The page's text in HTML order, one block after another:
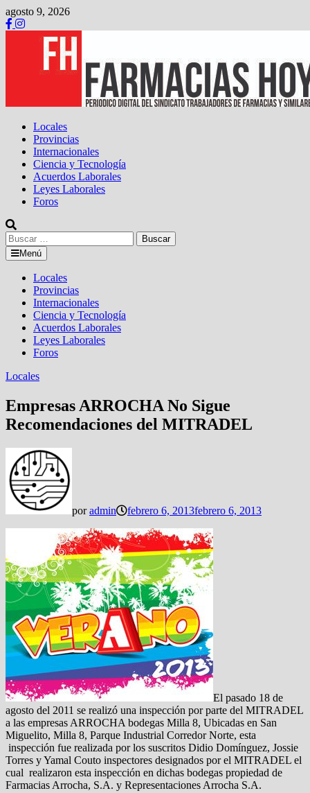
Saltar
al
contenido
agosto 9, 2026
Locales
Provincias
Internacionales
Ciencia y Tecnología
Acuerdos Laborales
Leyes Laborales
Foros
Buscar:
Menú
Locales
Provincias
Internacionales
Ciencia y Tecnología
Acuerdos Laborales
Leyes Laborales
Foros
Locales
Empresas ARROCHA No Sigue
Recomendaciones del MITRADEL
poradmin febrero 6, 2013febrero 6, 2013
El pasado 18 de
agosto del 2011 se realizó una inspección por parte del MITRADEL
a las empresas ARROCHA bodegas Milla 8, Ubicadas en San
Miguelito, Milla 8, Parque Industrial Corredor Norte, esta
inspección fue realizada por los suscritos Didio Domínguez, Jossie
Torres y Yamal Couto inspectores designados por el MITRADEL el
cual realizaron esta inspección en dichas bodegas propiedad de
Farmacias Arrocha, S.A. y Representaciones Arrocha S.A.